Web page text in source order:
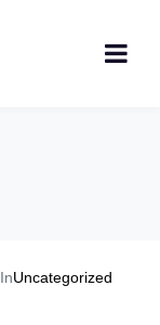
InUncategorized